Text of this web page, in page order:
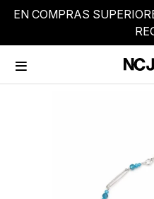
EN COMPRAS
